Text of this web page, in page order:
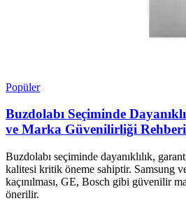
Popüler
Buzdolabı Seçiminde
ve Marka Güvenilirliği Rehberi
Buzdolabı seçiminde dayanıklılık,
kalitesi kritik öneme sahiptir. Samsung
kaçınılması, GE, Bosch gibi güvenilir
önerilir.